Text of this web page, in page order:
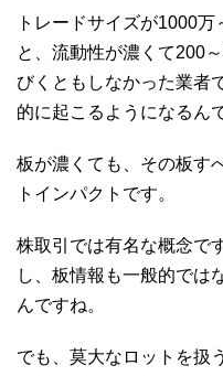
トレードサイズが1000
と、流動性が濃くて200
びくともしなかった業者
的に起こるようになるん
板が濃くても、その板す
トインパクトです。
株取引では有名な概念で
し、板情報も一般的では
んですね。
でも、莫大なロットを扱